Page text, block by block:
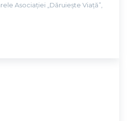
Asociației „Dăruiește Viață”,